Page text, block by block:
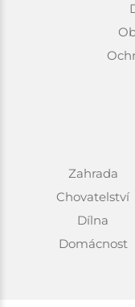
Zahrada
Chovatelství
Dílna
Domácnost